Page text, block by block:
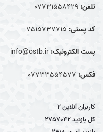
تلفن: 07731558429
کد پستی: 7515737715
پست الکترونیک: info@ostb.ir
فکس: 07733554577
کاربران آنلاین2
کل بازدید2757042